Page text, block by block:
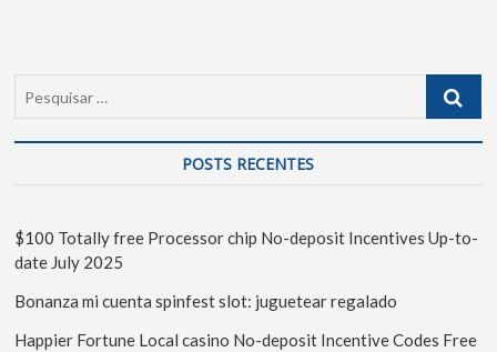
POSTS RECENTES
$100 Totally free Processor chip No-deposit Incentives Up-to-
date July 2025
Bonanza mi cuenta spinfest slot: juguetear regalado
Happier Fortune Local casino No-deposit Incentive Codes Free